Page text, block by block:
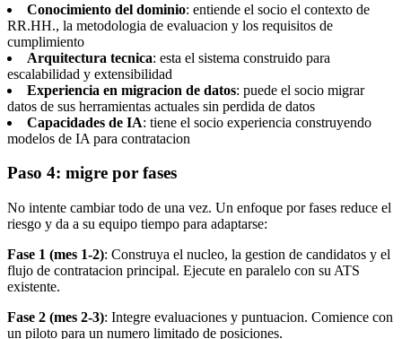
Conocimiento del dominio: entiende el socio el contexto de
RR.HH., la metodologia de evaluacion y los requisitos de
cumplimiento
Arquitectura tecnica: esta el sistema construido para
escalabilidad y extensibilidad
Experiencia en migracion de datos: puede el socio migrar
datos de sus herramientas actuales sin perdida de datos
Capacidades de IA: tiene el socio experiencia construyendo
modelos de IA para contratacion
Paso 4: migre por fases
No intente cambiar todo de una vez. Un enfoque por fases reduce el
riesgo y da a su equipo tiempo para adaptarse:
Fase 1 (mes 1-2): Construya el nucleo, la gestion de candidatos y el
flujo de contratacion principal. Ejecute en paralelo con su ATS
existente.
Fase 2 (mes 2-3): Integre evaluaciones y puntuacion. Comience con
un piloto para un numero limitado de posiciones.